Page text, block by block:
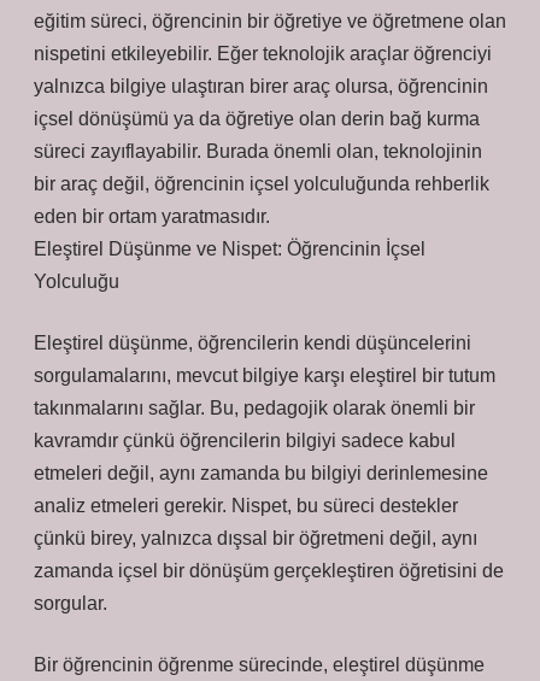
eğitim süreci, öğrencinin bir öğretiye ve öğretmene olan
nispetini etkileyebilir. Eğer teknolojik araçlar öğrenciyi
yalnızca bilgiye ulaştıran birer araç olursa, öğrencinin
içsel dönüşümü ya da öğretiye olan derin bağ kurma
süreci zayıflayabilir. Burada önemli olan, teknolojinin
bir araç değil, öğrencinin içsel yolculuğunda rehberlik
eden bir ortam yaratmasıdır.
Eleştirel Düşünme ve Nispet: Öğrencinin İçsel
Yolculuğu
Eleştirel düşünme, öğrencilerin kendi düşüncelerini
sorgulamalarını, mevcut bilgiye karşı eleştirel bir tutum
takınmalarını sağlar. Bu, pedagojik olarak önemli bir
kavramdır çünkü öğrencilerin bilgiyi sadece kabul
etmeleri değil, aynı zamanda bu bilgiyi derinlemesine
analiz etmeleri gerekir. Nispet, bu süreci destekler
çünkü birey, yalnızca dışsal bir öğretmeni değil, aynı
zamanda içsel bir dönüşüm gerçekleştiren öğretisini de
sorgular.
Bir öğrencinin öğrenme sürecinde, eleştirel düşünme